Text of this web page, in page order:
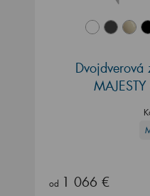
Dvojdverová
od 1 066 €